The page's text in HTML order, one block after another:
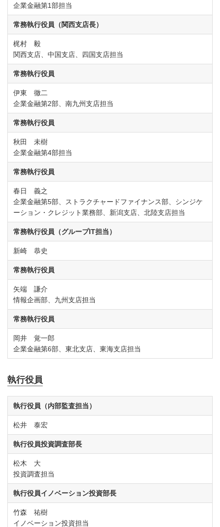
企業金融第1部担当
常務執行役員（関西支店長）
梶村 毅
関西支店、中国支店、四国支店担当
常務執行役員
伊東 徹二
企業金融第2部、南九州支店担当
常務執行役員
秋田 未樹
企業金融第4部担当
常務執行役員
春日 義之
企業金融第5部、ストラクチャードファイナンス部、シンジケ
ーション・クレジット業務部、新潟支店、北陸支店担当
常務執行役員（グループIT担当）
新崎 恭史
常務執行役員
矢端 謙介
情報企画部、九州支店担当
常務執行役員
岡井 覚一郎
企業金融第6部、東北支店、東海支店担当
執行役員
執行役員（内部監査担当）
松井 泰宏
執行役員投資調査部長
松木 大
投資調査担当
執行役員イノベーション投資部長
竹森 祐樹
イノベーション投資担当